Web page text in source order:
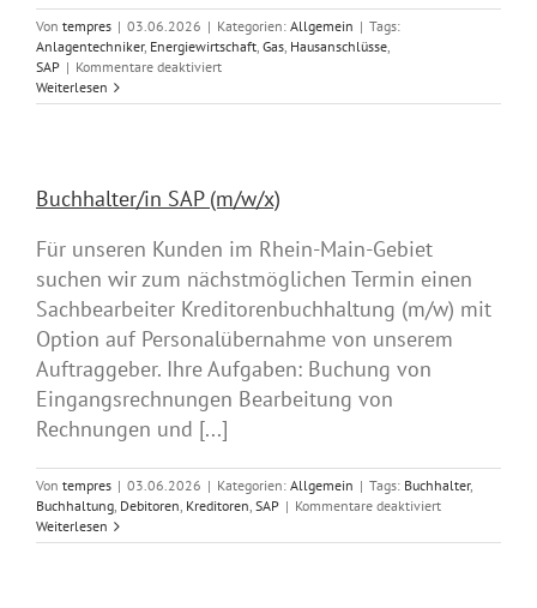
Von tempres | 03.06.2026 | Kategorien: Allgemein | Tags:
Anlagentechniker, Energiewirtschaft, Gas, Hausanschlüsse,
SAP | Kommentare deaktiviertfür
Netz-
(m/w/x)
Weiterlesen
Buchhalter/in SAP (m/w/x)
Für unseren Kunden im Rhein-Main-Gebiet
suchen wir zum nächstmöglichen Termin einen
Sachbearbeiter Kreditorenbuchhaltung (m/w) mit
Option auf Personalübernahme von unserem
Auftraggeber. Ihre Aufgaben: Buchung von
Eingangsrechnungen Bearbeitung von
Rechnungen und [...]
Von tempres | 03.06.2026 | Kategorien: Allgemein | Tags: Buchhalter,
Buchhaltung, Debitoren, Kreditoren, SAP | Kommentare deaktiviertfür
SAP
Weiterlesen